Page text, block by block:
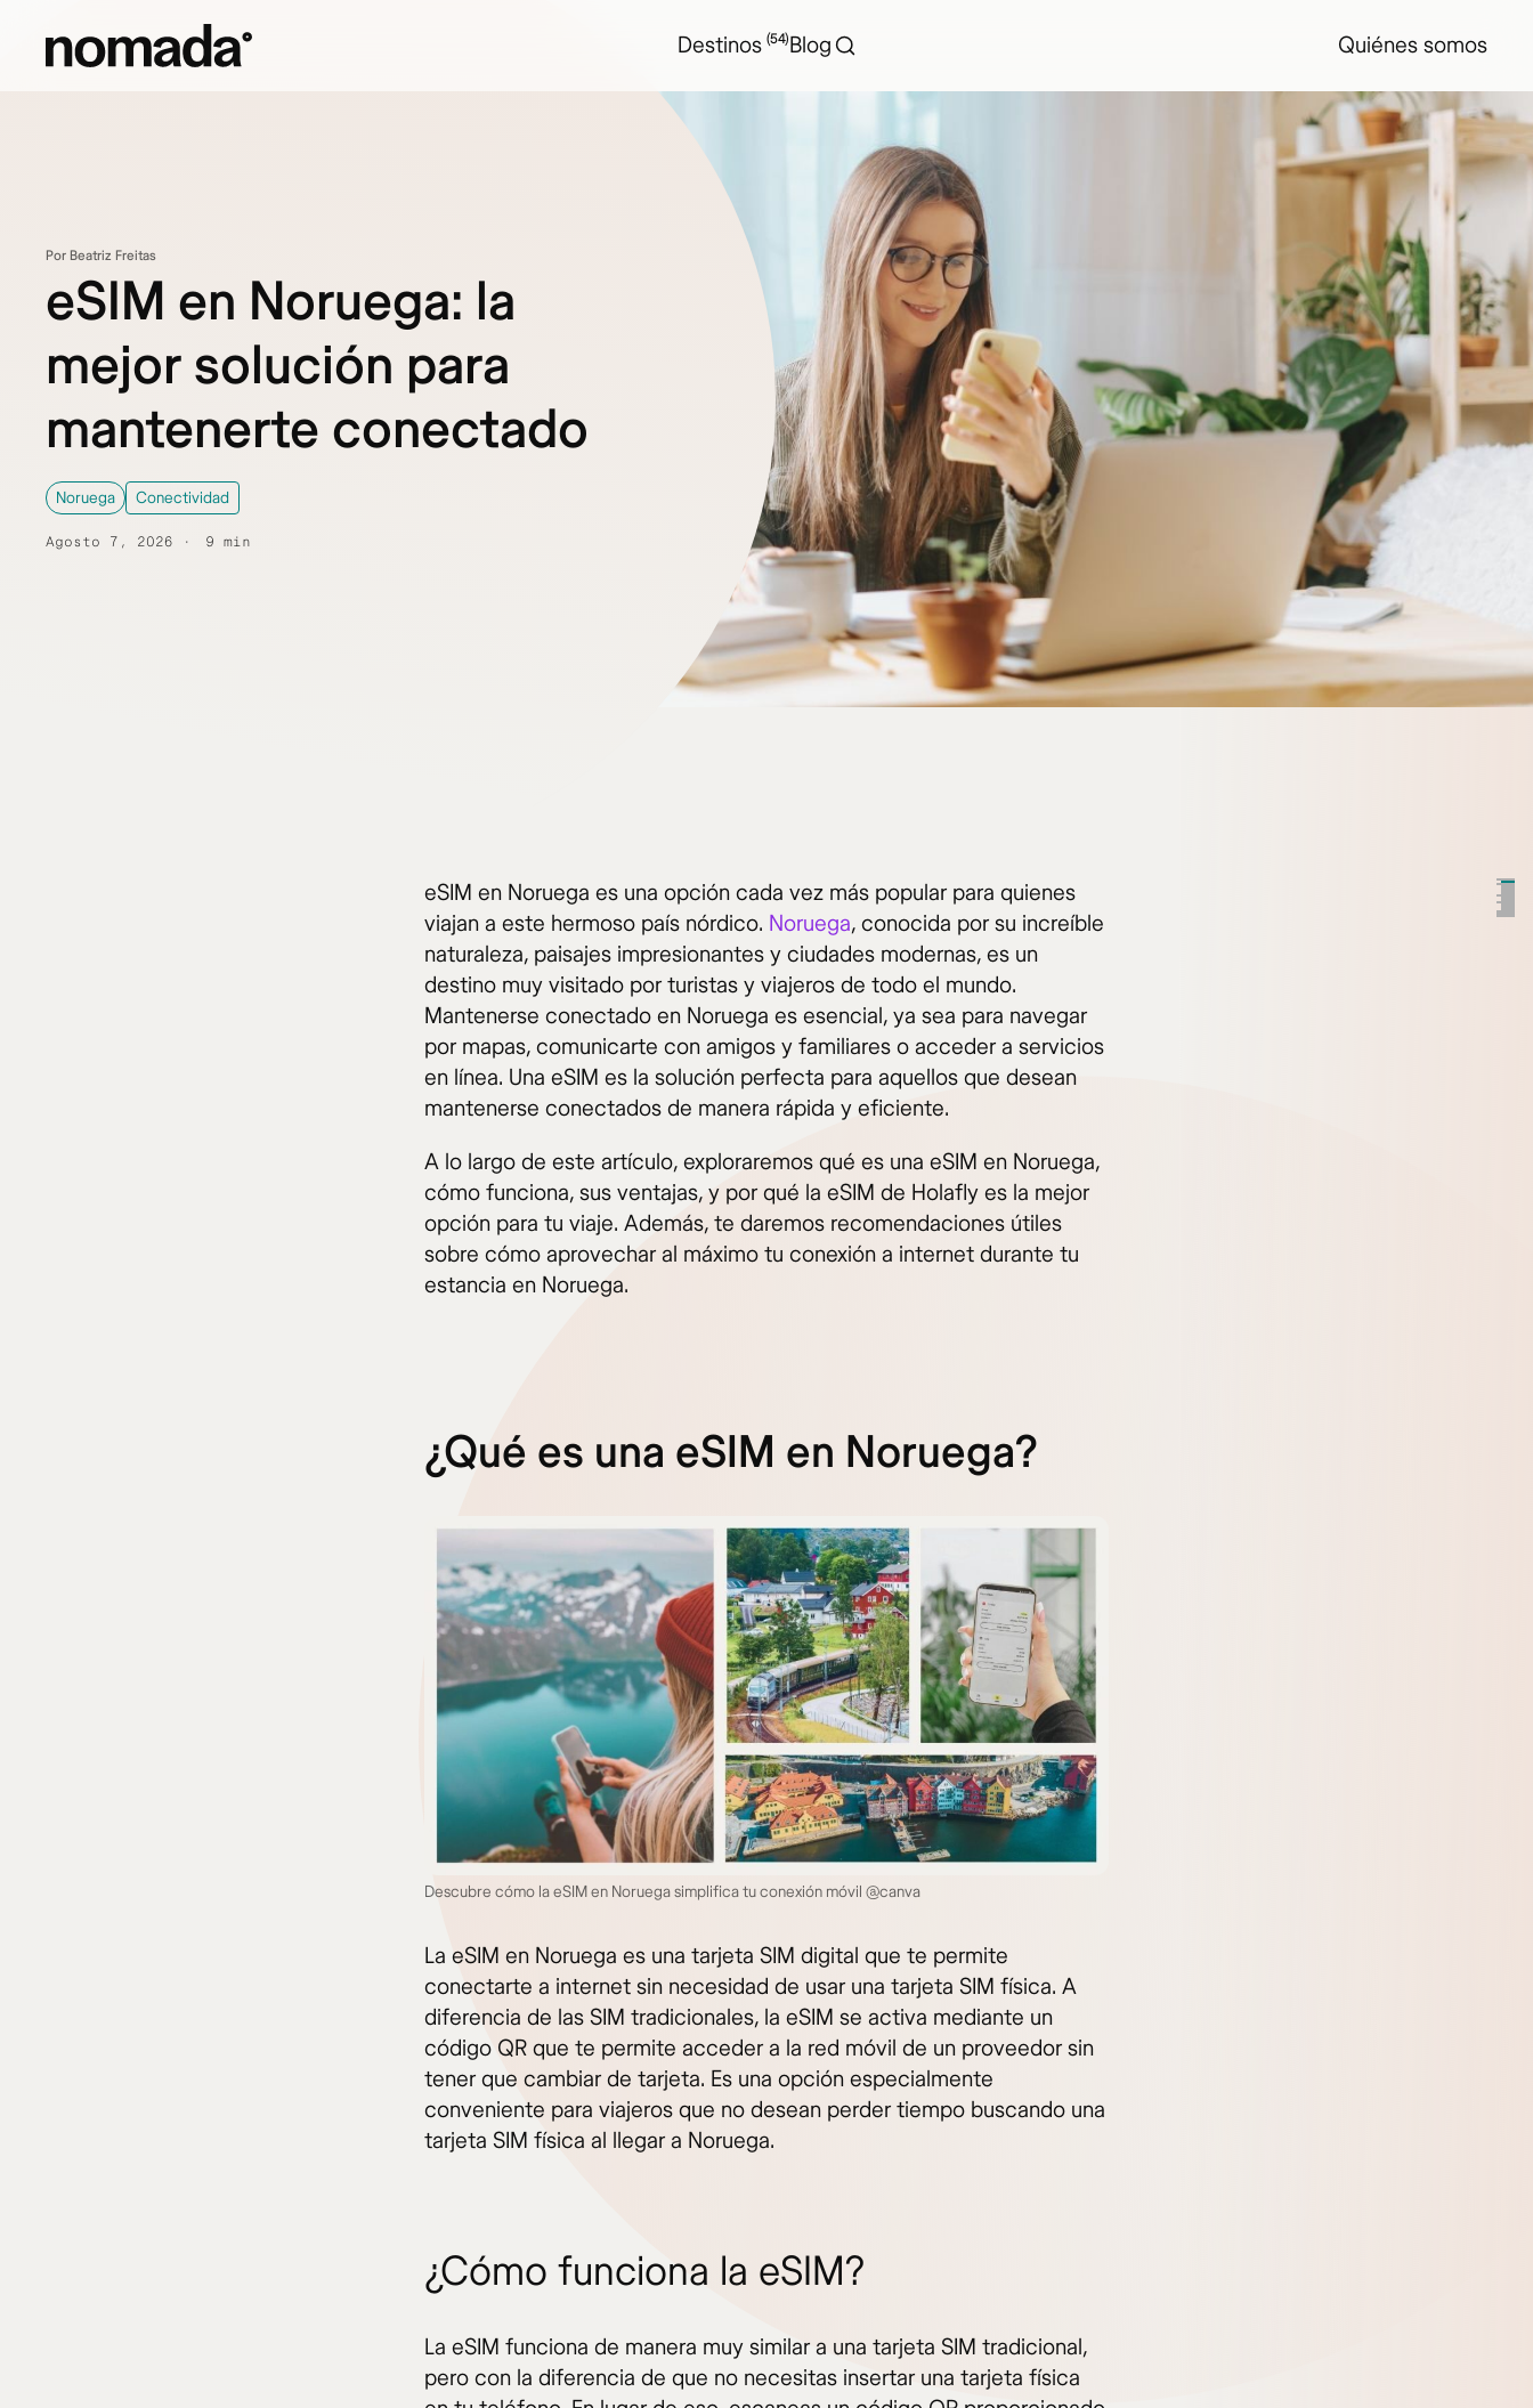
Destinos (54)Blog Quiénes somos
Por Beatriz Freitas
eSIM en Noruega: la
mejor solución para
mantenerte conectado
Noruega Conectividad
Agosto 7, 2026 9 min
eSIM en Noruega es una opción cada vez más popular para quienes
viajan a este hermoso país nórdico. Noruega, conocida por su increíble
naturaleza, paisajes impresionantes y ciudades modernas, es un
destino muy visitado por turistas y viajeros de todo el mundo.
Mantenerse conectado en Noruega es esencial, ya sea para navegar
por mapas, comunicarte con amigos y familiares o acceder a servicios
en línea. Una eSIM es la solución perfecta para aquellos que desean
mantenerse conectados de manera rápida y eficiente.
A lo largo de este artículo, exploraremos qué es una eSIM en Noruega,
cómo funciona, sus ventajas, y por qué la eSIM de Holafly es la mejor
opción para tu viaje. Además, te daremos recomendaciones útiles
sobre cómo aprovechar al máximo tu conexión a internet durante tu
estancia en Noruega.
¿Qué es una eSIM en Noruega?
Descubre cómo la eSIM en Noruega simplifica tu conexión móvil @canva
La eSIM en Noruega es una tarjeta SIM digital que te permite
conectarte a internet sin necesidad de usar una tarjeta SIM física. A
diferencia de las SIM tradicionales, la eSIM se activa mediante un
código QR que te permite acceder a la red móvil de un proveedor sin
tener que cambiar de tarjeta. Es una opción especialmente
conveniente para viajeros que no desean perder tiempo buscando una
tarjeta SIM física al llegar a Noruega.
¿Cómo funciona la eSIM?
La eSIM funciona de manera muy similar a una tarjeta SIM tradicional,
pero con la diferencia de que no necesitas insertar una tarjeta física